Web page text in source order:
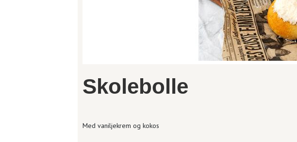
Skolebolle
Med vaniljekrem og kokos